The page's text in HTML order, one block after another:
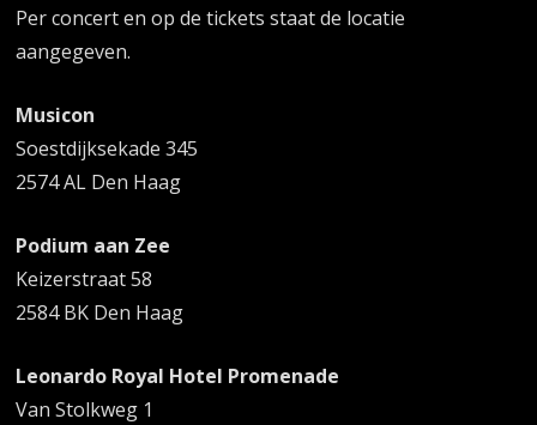
Per concert en op de tickets staat de locatie
aangegeven.
Musicon
Soestdijksekade 345
2574 AL Den Haag
Podium aan Zee
Keizerstraat 58
2584 BK Den Haag
Leonardo Royal Hotel Promenade
Van Stolkweg 1